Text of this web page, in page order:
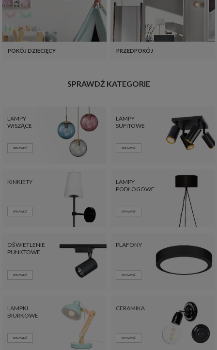
POKÓJ DZIECIĘCY PRZEDPOKÓJ
SPRAWDŹ KATEGORIE
LAMPY
WISZĄCE
SPRAWDŹ
LAMPY
SUFITOWE
SPRAWDŹ
KINKIETY
SPRAWDŹ
LAMPY
PODŁOGOWE
SPRAWDŹ
OŚWIETLENIE
PUNKTOWE
SPRAWDŹ
PLAFONY
SPRAWDŹ
LAMPKI
BIURKOWE
SPRAWDŹ
CERAMIKA
SPRAWDŹ